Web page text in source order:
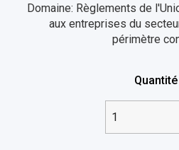
Domaine: Règlements de
aux entreprises du
périmètre
Quantité